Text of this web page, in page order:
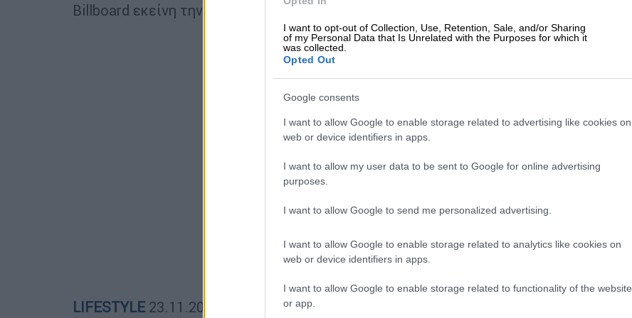
I want to opt-out of Collection, Use, Retention, Sale, and/or Sharing
of my Personal Data that Is Unrelated with the Purposes for which it
was collected.
Opted Out
Google consents
I want to allow Google to enable storage related to advertising like cookies on
web or device identifiers in apps.
I want to allow my user data to be sent to Google for online advertising
purposes.
I want to allow Google to send me personalized advertising.
I want to allow Google to enable storage related to analytics like cookies on
web or device identifiers in apps.
I want to allow Google to enable storage related to functionality of the website
or app.
Billboard εκείνη την περίοδο» ανέφερε.
LIFESTYLE 23.11.2020